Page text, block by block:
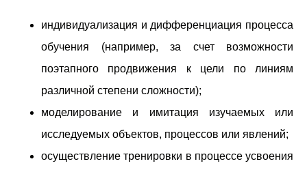
индивидуализация и дифференциация процесса
обучения (например, за счет возможности
поэтапного продвижения к цели по линиям
различной степени сложности);
моделирование и имитация изучаемых или
исследуемых объектов, процессов или явлений;
осуществление тренировки в процессе усвоения